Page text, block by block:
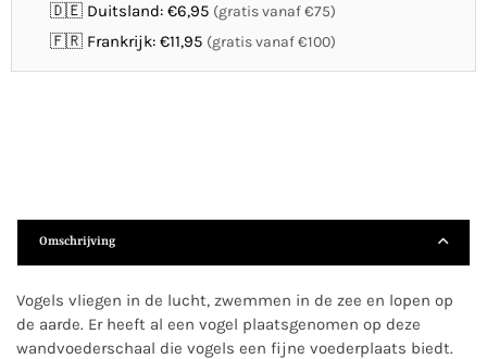
🇩🇪 Duitsland: €6,95 (gratis vanaf €75)
🇫🇷 Frankrijk: €11,95 (gratis vanaf €100)
Omschrijving
Vogels vliegen in de lucht, zwemmen in de zee en lopen op
de aarde. Er heeft al een vogel plaatsgenomen op deze
wandvoederschaal die vogels een fijne voederplaats biedt.